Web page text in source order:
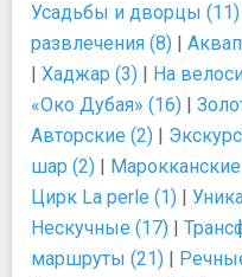
Усадьбы и дворцы (11)
развлечения (8) |
| Хаджар (3) | На
«Око Дубая» (16) |
Авторские (2) |
шар (2) |
Цирк La perle (1) |
Нескучные (17) |
маршруты (21) |